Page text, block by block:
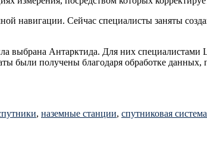
навигации. Сейчас специалисты заняты
выбрана Антарктида. Для них
были получены благодаря обработке данных,
, наземные станции, спутниковая